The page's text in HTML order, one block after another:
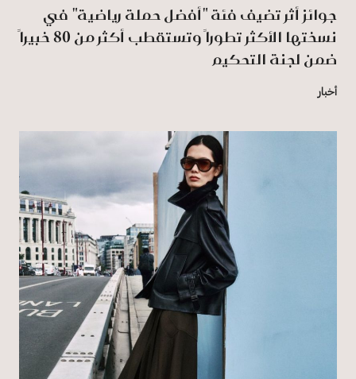
جوائز أثر تضيف فئة "أفضل حملة رياضية" في
نسختها الأكثر تطوراً وتستقطب أكثر من 80 خبيراً
ضمن لجنة التحكيم
أخبار